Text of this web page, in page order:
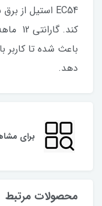
کند.
باعث شده تا کاربر
دهد.
برای
محصولات مرتبط